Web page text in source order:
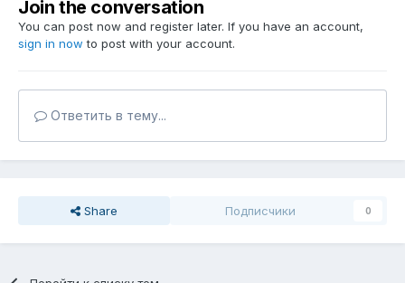
Join the conversation
You can post now and register later. If you have an account,
sign in now to post with your account.
Ответить в тему...
Share Подписчики 0